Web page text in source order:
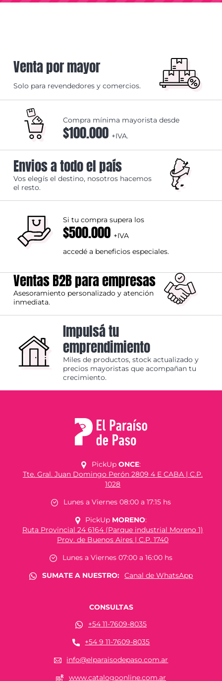
Venta por mayor
Solo para revendedores y comercios.
Compra mínima mayorista desde
$100.000 +IVA.
Envios a todo el país
Vos elegís el destino, nosotros hacemos
el resto.
Si tu compra supera los
$500.000 +IVA
accedé a beneficios especiales.
Ventas B2B para empresas
Asesoramiento personalizado y atención
inmediata.
Impulsá tu
emprendimiento
Miles de productos, stock actualizado y
precios mayoristas que acompañan tu
crecimiento.
PickUp ONCE:
Tte. Gral. Juan Domingo Perón 2809 4 E CABA | C.P.
1028
Lunes a Viernes 08:00 a 17:15 hs
PickUp MORENO:
Ruta Provincial 24 6164 (Parque industrial Moreno 1)
Prov. de Buenos Aires | C.P. 1740
Lunes a Viernes 07:00 a 16:00 hs
SUMATE A NUESTRO:
Canal de WhatsApp
CONSULTAS
+54 11-7609-8035
+54 9 11-7609-8035
info@elparaisodepaso.com.ar
www.catalogoonline.com.ar